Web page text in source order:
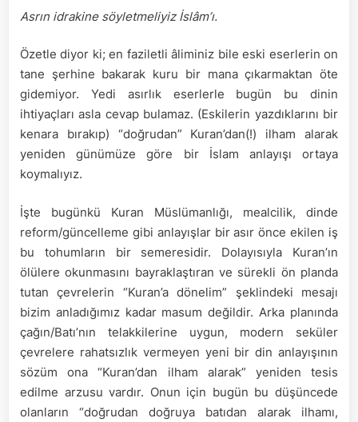
Asrın idrakine söyletmeliyiz İslâm’ı.
Özetle diyor ki; en faziletli âliminiz bile eski eserlerin on
tane şerhine bakarak kuru bir mana çıkarmaktan öte
gidemiyor. Yedi asırlık eserlerle bugün bu dinin
ihtiyaçları asla cevap bulamaz. (Eskilerin yazdıklarını bir
kenara bırakıp) “doğrudan” Kuran’dan(!) ilham alarak
yeniden günümüze göre bir İslam anlayışı ortaya
koymalıyız.
İşte bugünkü Kuran Müslümanlığı, mealcilik, dinde
reform/güncelleme gibi anlayışlar bir asır önce ekilen iş
bu tohumların bir semeresidir. Dolayısıyla Kuran’ın
ölülere okunmasını bayraklaştıran ve sürekli ön planda
tutan çevrelerin “Kuran’a dönelim” şeklindeki mesajı
bizim anladığımız kadar masum değildir. Arka planında
çağın/Batı’nın telakkilerine uygun, modern seküler
çevrelere rahatsızlık vermeyen yeni bir din anlayışının
sözüm ona “Kuran’dan ilham alarak” yeniden tesis
edilme arzusu vardır. Onun için bugün bu düşüncede
olanların “doğrudan doğruya batıdan alarak ilhamı,